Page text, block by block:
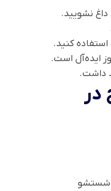
داغ نشویید.
کنید.
ایده‌آل است.
داشت.
در
شستشو